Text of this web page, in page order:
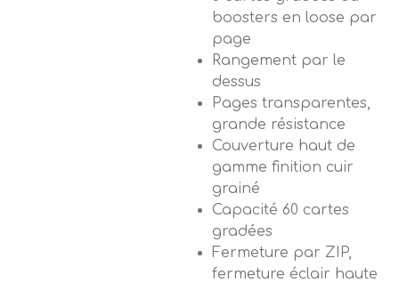
boosters en loose par
page
Rangement par le
dessus
Pages transparentes,
grande résistance
Couverture haut de
gamme finition cuir
grainé
Capacité 60 cartes
gradées
Fermeture par ZIP,
fermeture éclair haute